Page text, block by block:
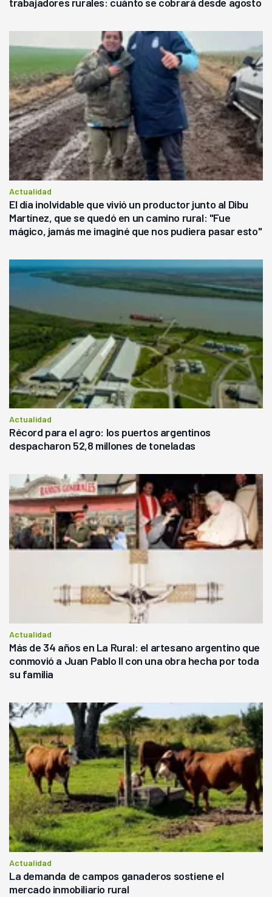
Actualidad
El día inolvidable que vivió un productor junto al Dibu
Martínez, que se quedó en un camino rural: "Fue
mágico, jamás me imaginé que nos pudiera pasar esto"
Actualidad
Récord para el agro: los puertos argentinos
despacharon 52,8 millones de toneladas
Actualidad
Más de 34 años en La Rural: el artesano argentino que
conmovió a Juan Pablo II con una obra hecha por toda
su familia
Actualidad
La demanda de campos ganaderos sostiene el
mercado inmobiliario rural